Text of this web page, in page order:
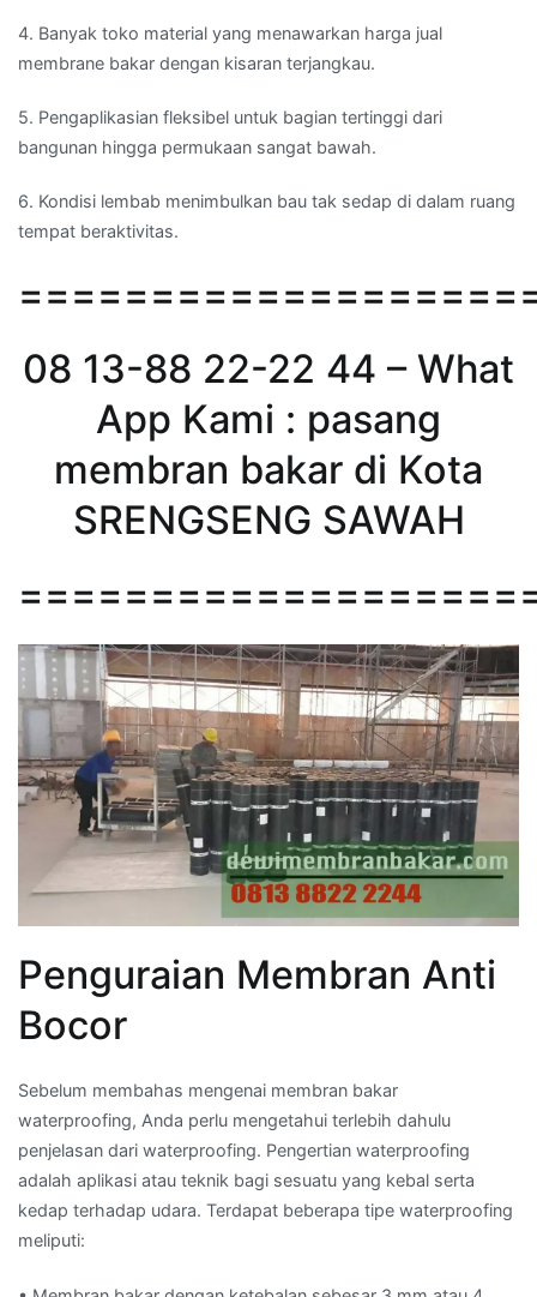
4. Banyak toko material yang menawarkan harga jual
membrane bakar dengan kisaran terjangkau.
5. Pengaplikasian fleksibel untuk bagian tertinggi dari
bangunan hingga permukaan sangat bawah.
6. Kondisi lembab menimbulkan bau tak sedap di dalam ruang
tempat beraktivitas.
08 13-88 22-22 44 – What
App Kami : pasang
membran bakar di Kota
SRENGSENG SAWAH
Penguraian Membran Anti
Bocor
Sebelum membahas mengenai membran bakar
waterproofing, Anda perlu mengetahui terlebih dahulu
penjelasan dari waterproofing. Pengertian waterproofing
adalah aplikasi atau teknik bagi sesuatu yang kebal serta
kedap terhadap udara. Terdapat beberapa tipe waterproofing
meliputi: